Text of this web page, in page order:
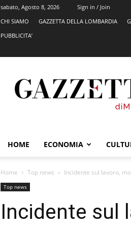
sabato, Agosto 8, 2026
Sign in / Join
CHI SIAMO
GAZZETTA DELLA LOMBARDIA
PUBBLICITA’
HOME ECONOMIA
Home Top news Incidente sul lavoro,
Top news
Incidente sul